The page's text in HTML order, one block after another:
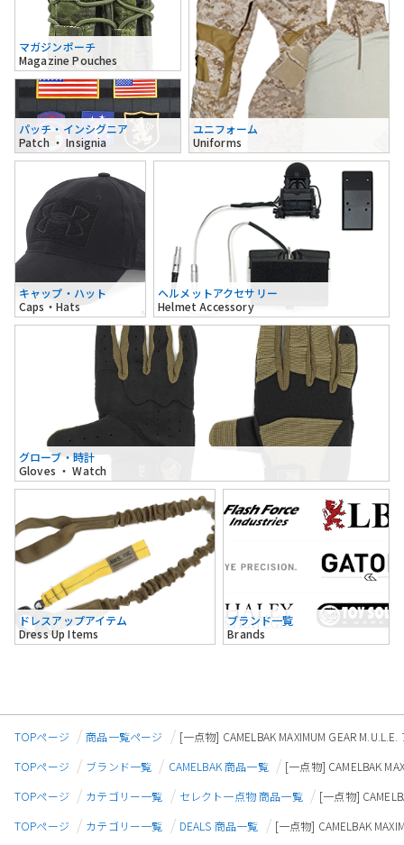
マガジンポーチ
Magazine Pouches
パッチ・インシグニア
Patch ・ Insignia
ユニフォーム
Uniforms
キャップ・ハット
Caps・Hats
ヘルメットアクセサリー
Helmet Accessory
グローブ・時計
Gloves ・ Watch
ドレスアップアイテム
Dress Up Items
ブランド一覧
Brands
TOPページ 商品一覧ページ
[一点物] CAMELBAK MAXIMUM GEAR
TOPページ
ブランド一覧 CAMELBAK 商品一覧
[一点物] CAMELBAK
TOPページ
カテゴリー一覧 セレクト一点物 商品一覧
[一点物]
TOPページ
カテゴリー一覧 DEALS 商品一覧 [一点物] CAMELBAK